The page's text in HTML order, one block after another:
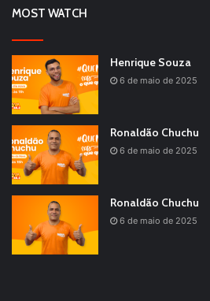
MOST WATCH
Henrique Souza
6 de maio de 2025
Ronaldão Chuchu
6 de maio de 2025
Ronaldão Chuchu
6 de maio de 2025